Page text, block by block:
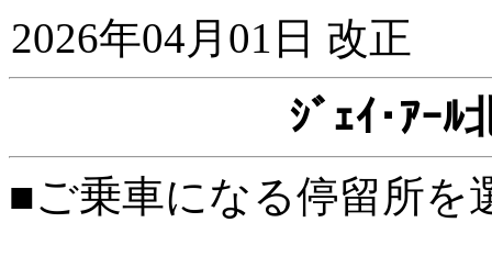
2026年04月01日 改正
ｼﾞｪｲ･ｱｰﾙ
■ご乗車になる停留所を